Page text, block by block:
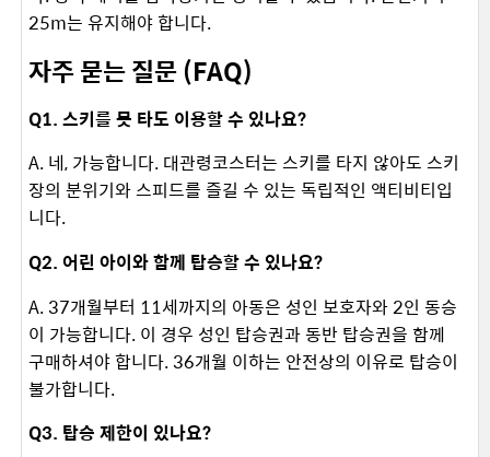
25m는 유지해야 합니다. ​
자주 묻는 질문 (FAQ)
Q1. 스키를 못 타도 이용할 수 있나요?
A. 네, 가능합니다. 대관령코스터는 스키를 타지 않아도 스키
장의 분위기와 스피드를 즐길 수 있는 독립적인 액티비티입
니다. ​
Q2. 어린 아이와 함께 탑승할 수 있나요?
A. 37개월부터 11세까지의 아동은 성인 보호자와 2인 동승
이 가능합니다. 이 경우 성인 탑승권과 동반 탑승권을 함께
구매하셔야 합니다. 36개월 이하는 안전상의 이유로 탑승이
불가합니다. ​
Q3. 탑승 제한이 있나요?